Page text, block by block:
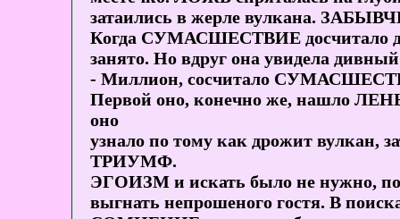
затаились в жерле вулкана.
Когда СУМАСШЕСТВИЕ досчитало
занято. Но вдруг она увидела
- Миллион, сосчитало
Первой оно, конечно же, нашло
оно
узнало по тому как дрожит
ТРИУМФ.
ЭГОИЗМ и искать было не нужно,
выгнать непрошеного гостя. В